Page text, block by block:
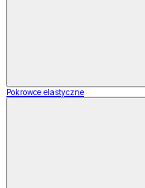
Pokrowce elastyczne